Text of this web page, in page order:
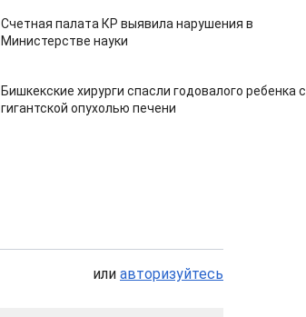
Счетная палата КР выявила нарушения в
Министерстве науки
Бишкекские хирурги спасли годовалого ребенка с
гигантской опухолью печени
или авторизуйтесь